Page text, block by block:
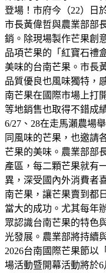
登場！市府今（22）日
市長黃偉哲與農業部部
銷。除現場製作芒果創
品項芒果的「紅寶石禮
美味的台南芒果。市長
品質優良也風味獨特，
南芒果在國際市場上打
等地銷售也取得不錯成
6/27、28在走馬瀨農場
同風味的芒果，也邀請
芒果的美味。農業部部
產區，每二顆芒果就有
異，深受國內外消費者
南芒果，讓芒果賣到都
當大的成功。尤其每年
眾認識台南芒果的特色
光發展。農業部將持續
2026台南國際芒果節以
場活動暨開幕活動將於